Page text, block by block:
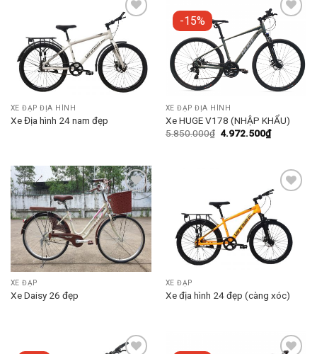
Add to
wishlist
XE ĐẠP ĐỊA HÌNH
Xe Địa hình 24 nam đẹp
-15%
Add to
wishlist
XE ĐẠP ĐỊA HÌNH
Xe HUGE V178 (NHẬP KHẨU)
5.850.000₫ 4.972.500₫
Add to
wishlist
XE ĐẠP
Xe Daisy 26 đẹp
XE ĐẠP
Xe địa hình 24 đẹp (càng xóc)